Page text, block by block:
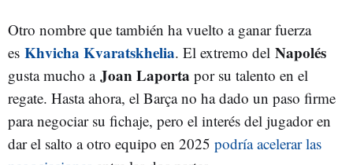
Otro nombre que también ha vuelto a ganar fuerza
es Khvicha Kvaratskhelia. El extremo del Napolés
gusta mucho a Joan Laporta por su talento en el
regate. Hasta ahora, el Barça no ha dado un paso firme
para negociar su fichaje, pero el interés del jugador en
dar el salto a otro equipo en 2025 podría acelerar las